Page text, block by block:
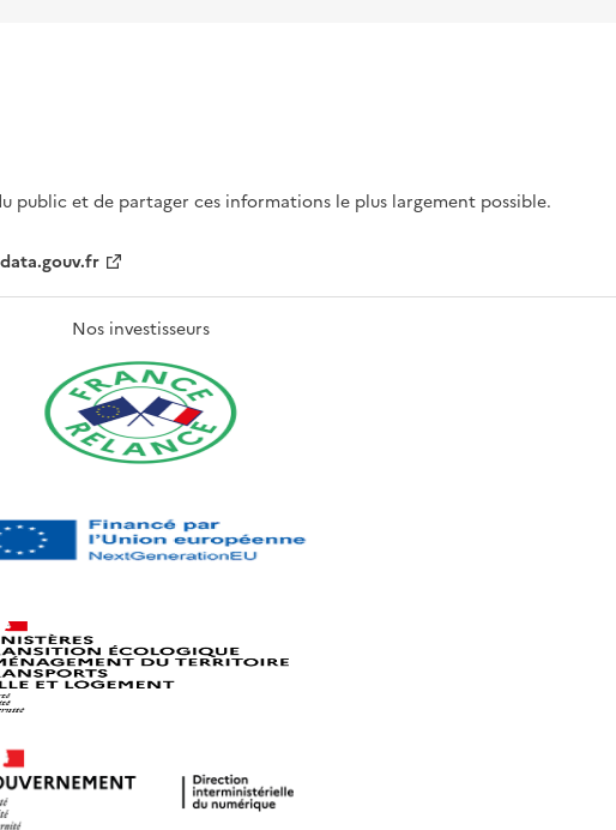
public et de partager ces informations le plus largement possible.
data.gouv.fr
Nos investisseurs